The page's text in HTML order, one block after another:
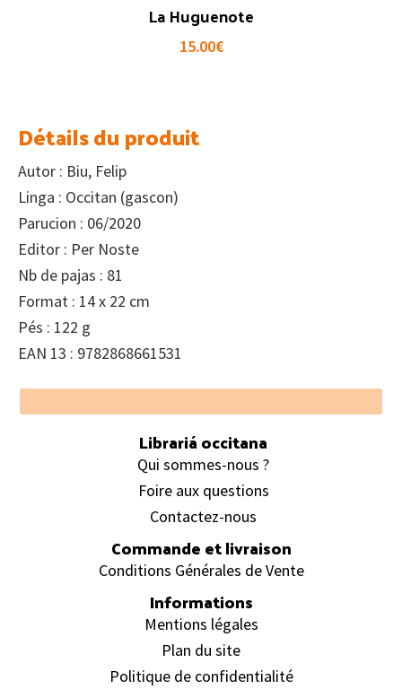
La Huguenote
15.00€
Détails du produit
Autor : Biu, Felip
Linga : Occitan (gascon)
Parucion : 06/2020
Editor : Per Noste
Nb de pajas : 81
Format : 14 x 22 cm
Pés : 122 g
EAN 13 : 9782868661531
Footer
Librariá occitana
Qui sommes-nous ?
Foire aux questions
Contactez-nous
Commande et livraison
Conditions Générales de Vente
Informations
Mentions légales
Plan du site
Politique de confidentialité